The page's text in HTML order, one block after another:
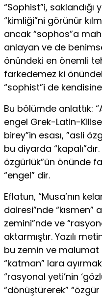
“Sophist”i, saklandığı
“kimliği”ni görünür
ancak “sophos”a
anlayan ve de
önündeki en önemli
farkedemez ki
“sophist”i de
Bu bölümde anlattık:
engel Grek-Latin-
birey”in esası, ”asli
bu diyarda
özgürlük”ün önünde
“engel” dir.
Eflatun, “Musa’nın
dairesi”nde “kısmen”
zemini”nde ve
aktarmıştır. Yazılı
bu zemin ve malumat
“katman” lara
“rasyonal yeti’nin
“dönüştürerek” “özgür